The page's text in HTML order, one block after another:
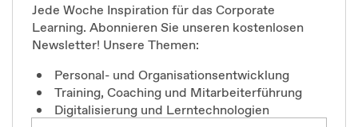
Jede Woche Inspiration für das Corporate
Learning. Abonnieren Sie unseren kostenlosen
Newsletter! Unsere Themen:
Personal- und Organisationsentwicklung
Training, Coaching und Mitarbeiterführung
Digitalisierung und Lerntechnologien